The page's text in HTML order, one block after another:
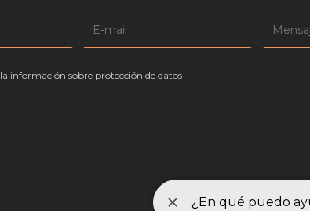
la información sobre protección de datos